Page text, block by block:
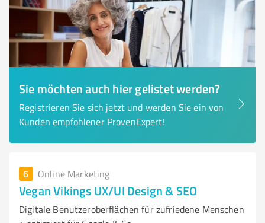
Sie möchten auch hier gelistet werden?
Registrieren Sie sich jetzt und werden Sie ein von
Kunden empfohlener ProvenExpert!
6 Online Marketing
Vegan Vikings UX/UI Design & SEO
Digitale Benutzeroberflächen für zufriedene Menschen